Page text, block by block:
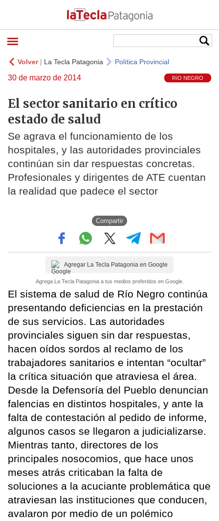
Volver| La Tecla Patagonia Política Provincial
30 de marzo de 2014 RíO NEGRO
El sector sanitario en crítico
estado de salud
Se agrava el funcionamiento de los
hospitales, y las autoridades provinciales
continúan sin dar respuestas concretas.
Profesionales y dirigentes de ATE cuentan
la realidad que padece el sector
Compartir
Agregar La Tecla Patagonia en Google
Agrega La Tecla Patagonia a tus medios preferidos en Google.
El sistema de salud de Río Negro continúa
presentando deficiencias en la prestación
de sus servicios. Las autoridades
provinciales siguen sin dar respuestas,
hacen oídos sordos al reclamo de los
trabajadores sanitarios e intentan “ocultar”
la crítica situación que atraviesa el área.
Desde la Defensoría del Pueblo denuncian
falencias en distintos hospitales, y ante la
falta de contestación al pedido de informe,
algunos casos se llegaron a judicializarse.
Mientras tanto, directores de los
principales nosocomios, que hace unos
meses atrás criticaban la falta de
soluciones a la acuciante problemática que
atraviesan las instituciones que conducen,
avalaron por medio de un polémico